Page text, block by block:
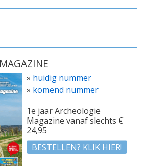
» huidig nummer
» komend nummer
1e jaar Archeologie
Magazine vanaf slechts €
24,95
BESTELLEN? KLIK HIER!